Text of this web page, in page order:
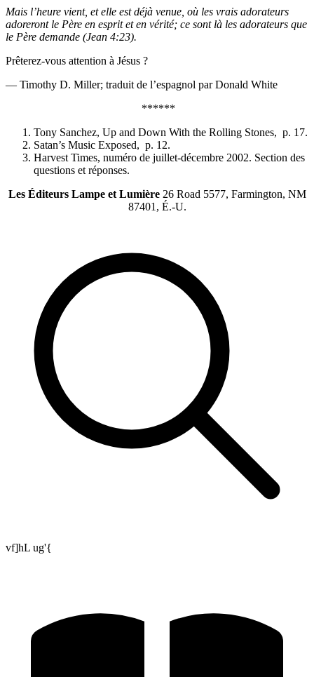
Mais l’heure vient, et elle est déjà venue, où les vrais adorateurs
adoreront le Père en esprit et en vérité; ce sont là les adorateurs que
le Père demande (Jean 4:23).
Prêterez-vous attention à Jésus ?
— Timothy D. Miller; traduit de l’espagnol par Donald White
******
Tony Sanchez, Up and Down With the Rolling Stones, p. 17.
Satan’s Music Exposed, p. 12.
Harvest Times, numéro de juillet-décembre 2002. Section des
questions et réponses.
Les Éditeurs Lampe et Lumière26 Road 5577, Farmington, NM
87401, É.-U.
vf]hL ug'{